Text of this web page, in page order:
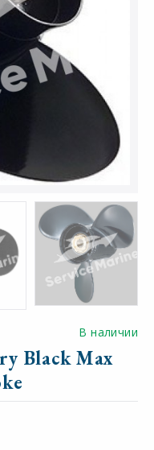
В наличии
Black Max